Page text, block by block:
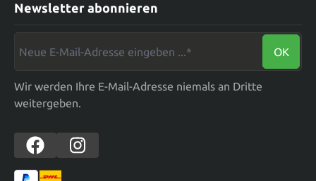
Newsletter abonnieren
OK
Wir werden Ihre E-Mail-Adresse niemals an Dritte
weitergeben.